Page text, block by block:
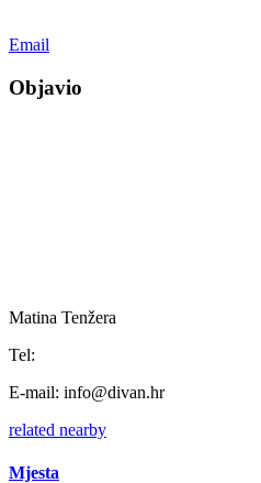
Email
Objavio
Matina Tenžera
Tel:
E-mail: info@divan.hr
related nearby
Mjesta